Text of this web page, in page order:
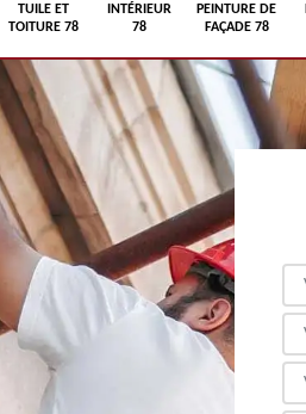
TUILE ET
TOITURE 78
INTÉRIEUR
78
PEINTURE DE
FAÇADE 78